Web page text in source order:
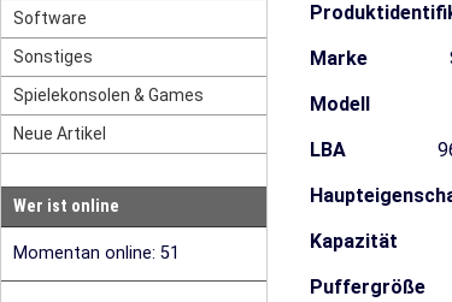
Software
Sonstiges
Spielekonsolen & Games
Neue Artikel
Wer ist online
Momentan online: 51
Marke
Modell
LBA
Kapazität
Puffergröße